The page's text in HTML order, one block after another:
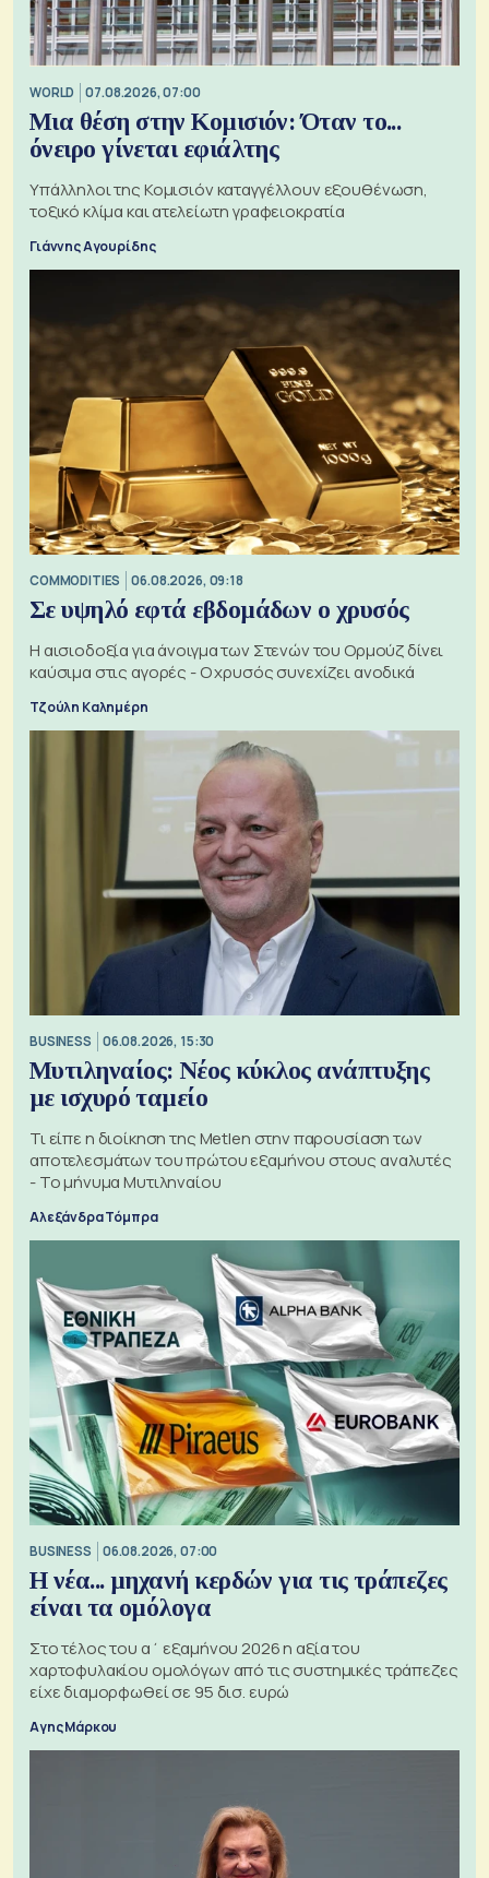
WORLD 07.08.2026, 07:00
Μια θέση στην Κομισιόν: Όταν το...
όνειρο γίνεται εφιάλτης
Υπάλληλοι της Κομισιόν καταγγέλλουν εξουθένωση,
τοξικό κλίμα και ατελείωτη γραφειοκρατία
Γιάννης Αγουρίδης
COMMODITIES 06.08.2026, 09:18
Σε υψηλό εφτά εβδομάδων ο χρυσός
Η αισιοδοξία για άνοιγμα των Στενών του Ορμούζ δίνει
καύσιμα στις αγορές - Ο χρυσός συνεχίζει ανοδικά
Τζούλη Καλημέρη
BUSINESS 06.08.2026, 15:30
Μυτιληναίος: Νέος κύκλος ανάπτυξης
με ισχυρό ταμείο
Τι είπε η διοίκηση της Metlen στην παρουσίαση των
αποτελεσμάτων του πρώτου εξαμήνου στους αναλυτές
- Το μήνυμα Μυτιληναίου
Αλεξάνδρα Τόμπρα
BUSINESS 06.08.2026, 07:00
Η νέα... μηχανή κερδών για τις τράπεζες
είναι τα ομόλογα
Στο τέλος του α΄ εξαμήνου 2026 η αξία του
χαρτοφυλακίου ομολόγων από τις συστημικές τράπεζες
είχε διαμορφωθεί σε 95 δισ. ευρώ
Αγης Μάρκου